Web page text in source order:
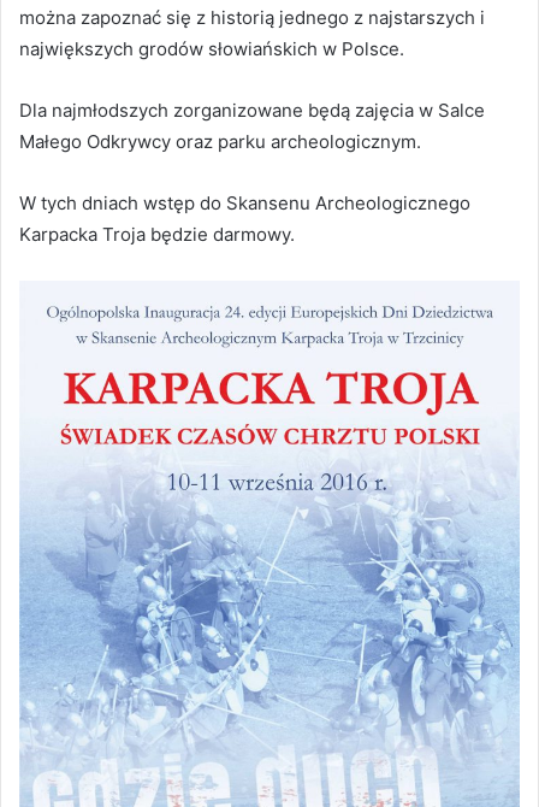
można zapoznać się z historią jednego z najstarszych i
największych grodów słowiańskich w Polsce.
Dla najmłodszych zorganizowane będą zajęcia w Salce
Małego Odkrywcy oraz parku archeologicznym.
W tych dniach wstęp do Skansenu Archeologicznego
Karpacka Troja będzie darmowy.